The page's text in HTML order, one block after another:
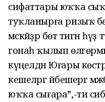
сифаттары юҡҡа
туҡланырға ризыҡ
мәскәйҙәр бөтә тигән
гонаһ ҡылып
күңелдән Юғары
кешеләргә йәбешергә
юҡҡа сығара”,-ти